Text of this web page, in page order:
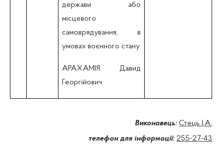
держави або
місцевого
самоврядування, в
умовах воєнного стану
АРАХАМІЯ Давид
Георгійович
Виконавець: Стець І.А.
телефон для інформації: 255-27-43